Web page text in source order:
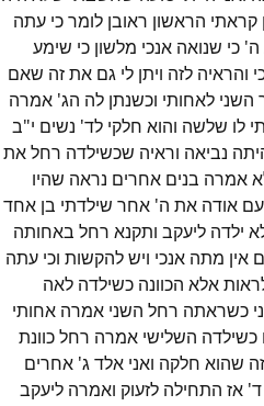
הראשון ראובן לומר כי עתה
כי שנואה אנכי מלשון כי שימע
והראיה לזה ויתן לי גם את זה שאם
השני לאחותי וכשנתן לה הג' אמרה
לו שלשה והוא חלקי לד' נשים י"ב
נביאה וראיה שכשילדה רחל את
אמרה בנים אחרים נראה שהיו
אודה את ה' אחר שילדתי בן אחד
ילדה ליעקב ותקנא רחל באחותה
מתה אנכי ויש להקשות וכי עתה
אלא הכוונה כשילדה לאה
כשראתה רחל השני אמרה אחותי
כשילדה השלישי אמרה רחל כוונת
שהוא חלקה ואני אלד ג' אחרים
אז התחילה לזעוק ואמרה ליעקב